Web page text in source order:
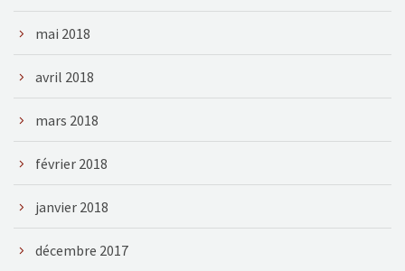
mai 2018
avril 2018
mars 2018
février 2018
janvier 2018
décembre 2017